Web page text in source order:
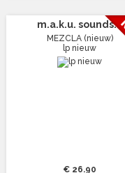
m.a.k.u. sounds...
MEZCLA (nieuw)
lp nieuw
€ 26.90